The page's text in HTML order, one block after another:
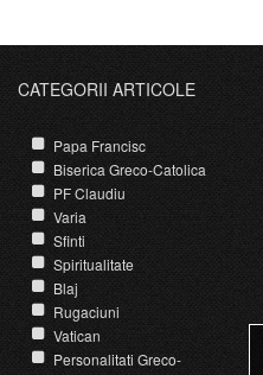
CATEGORII ARTICOLE
Papa Francisc
Biserica Greco-Catolica
PF Claudiu
Varia
Sfinti
Spiritualitate
Blaj
Rugaciuni
Vatican
Personalitati Greco-